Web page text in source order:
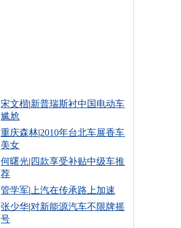
宋文楷|新普瑞斯衬中国电动车
尴尬
重庆森林|2010年台北车展香车
美女
何曙光| 四款享受补贴中级车推
荐
管学军| 上汽在传承路上加速
张少华|对新能源汽车不限牌摇
号